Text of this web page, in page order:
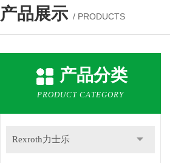
产品展示 / PRODUCTS
产品分类
PRODUCT CATEGORY
Rexroth力士乐